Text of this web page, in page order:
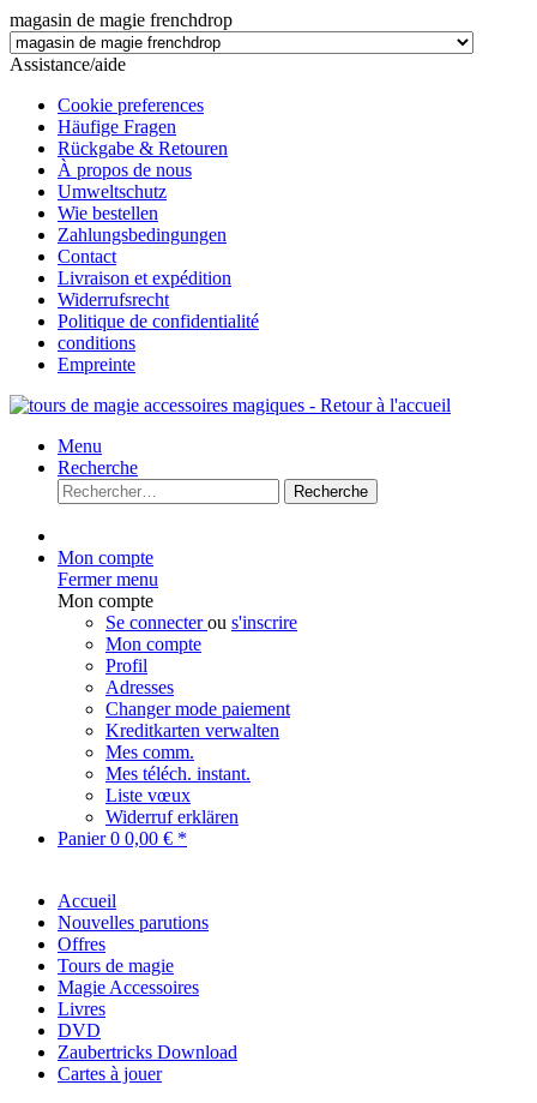
magasin de magie frenchdrop
Assistance/aide
Cookie preferences
Häufige Fragen
Rückgabe & Retouren
À propos de nous
Umweltschutz
Wie bestellen
Zahlungsbedingungen
Contact
Livraison et expédition
Widerrufsrecht
Politique de confidentialité
conditions
Empreinte
Menu
Recherche
Recherche
Mon compte
Fermer menu
Mon compte
Se connecterou s'inscrire
Mon compte
Profil
Adresses
Changer mode paiement
Kreditkarten verwalten
Mes comm.
Mes téléch. instant.
Liste vœux
Widerruf erklären
Panier0 0,00 € *
Accueil
Nouvelles parutions
Offres
Tours de magie
Magie Accessoires
Livres
DVD
Zaubertricks Download
Cartes à jouer